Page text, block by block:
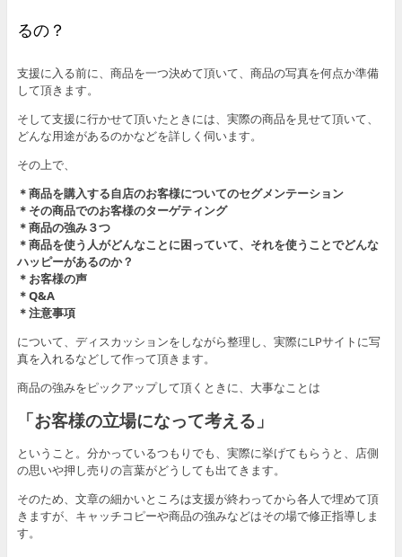
るの？
支援に入る前に、商品を一つ決めて頂いて、商品の写真を何点か準備
して頂きます。
そして支援に行かせて頂いたときには、実際の商品を見せて頂いて、
どんな用途があるのかなどを詳しく伺います。
その上で、
＊商品を購入する自店のお客様についてのセグメンテーション
＊その商品でのお客様のターゲティング
＊商品の強み３つ
＊商品を使う人がどんなことに困っていて、それを使うことでどんな
ハッピーがあるのか？
＊お客様の声
＊Q&A
＊注意事項
について、ディスカッションをしながら整理し、実際にLPサイトに写
真を入れるなどして作って頂きます。
商品の強みをピックアップして頂くときに、大事なことは
「お客様の立場になって考える」
ということ。分かっているつもりでも、実際に挙げてもらうと、店側
の思いや押し売りの言葉がどうしても出てきます。
そのため、文章の細かいところは支援が終わってから各人で埋めて頂
きますが、キャッチコピーや商品の強みなどはその場で修正指導しま
す。